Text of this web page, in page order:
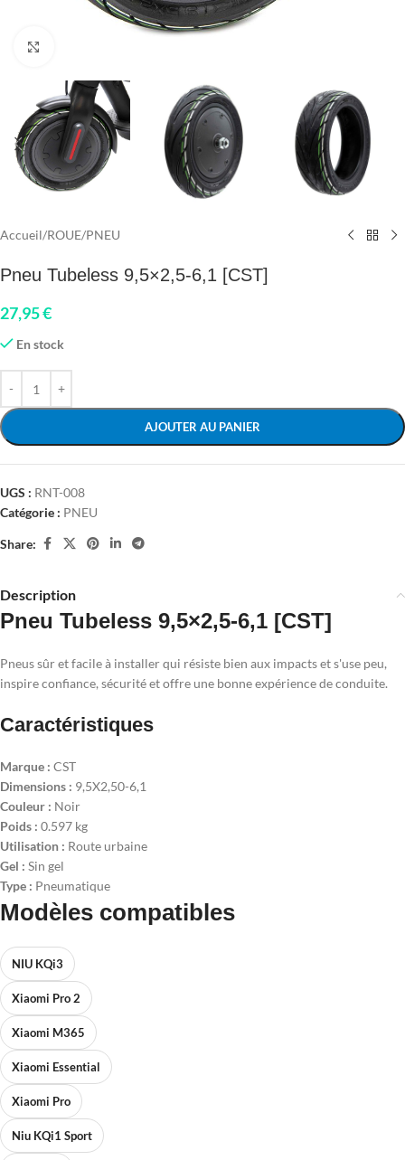
Accueil/ROUE/PNEU
Pneu Tubeless 9,5×2,5-6,1 [CST]
27,95€
En stock
AJOUTER AU PANIER
UGS : RNT-008
Catégorie : PNEU
Share:
Description
Pneu Tubeless 9,5×2,5-6,1 [CST]
Pneus sûr et facile à installer qui résiste bien aux impacts et s'use peu,
inspire confiance, sécurité et offre une bonne expérience de conduite.
Caractéristiques
Marque : CST
Dimensions : 9,5X2,50-6,1
Couleur : Noir
Poids : 0.597 kg
Utilisation : Route urbaine
Gel : Sin gel
Type : Pneumatique
Modèles compatibles
NIU KQi3
Xiaomi Pro 2
Xiaomi M365
Xiaomi Essential
Xiaomi Pro
Niu KQi1 Sport